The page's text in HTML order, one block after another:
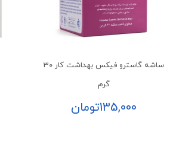
ساشه گاسترو فیکس بهداشت کار 30
گرم
135,000تومان